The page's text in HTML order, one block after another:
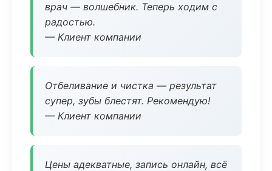
врач — волшебник. Теперь ходим с
радостью.
— Клиент компании
Отбеливание и чистка — результат
супер, зубы блестят. Рекомендую!
— Клиент компании
Цены адекватные, запись онлайн, всё